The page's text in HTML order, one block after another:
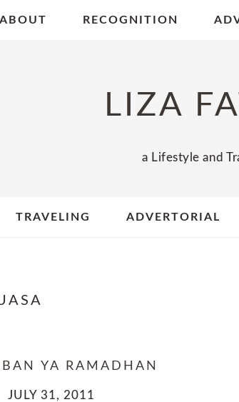
ABOUT RECOGNITION
LIZA
a Lifestyle and
TRAVELING ADVERTORIAL
YA RAMADHAN
JULY 31, 2011